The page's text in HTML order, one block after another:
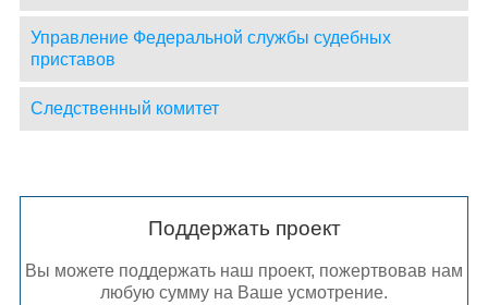
Управление Федеральной службы судебных
приставов
Следственный комитет
Поддержать проект
Вы можете поддержать наш проект, пожертвовав нам
любую сумму на Ваше усмотрение.